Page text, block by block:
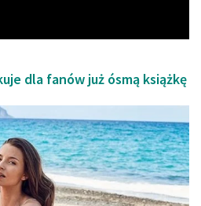
dla fanów już ósmą książkę